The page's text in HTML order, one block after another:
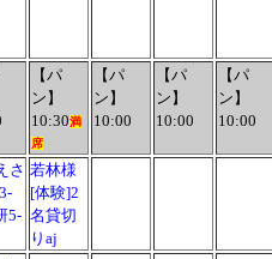
【パ
ン】
10:30満
席
【パ
ン】
10:00
【パ
ン】
10:00
【パ
ン】
10:00
さ
5-
若林様
[体験]2
名貸切
りaj